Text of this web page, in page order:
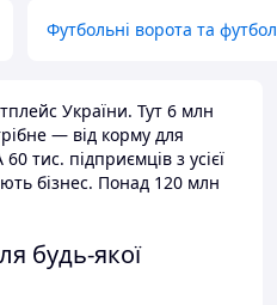
Футбольні ворота та
України. Тут 6 млн
— від корму для
тис. підприємців з усієї
бізнес. Понад 120 млн
будь-якої